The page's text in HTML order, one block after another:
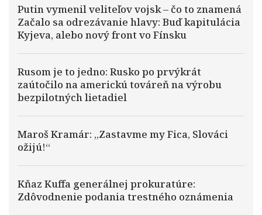
Putin vymenil veliteľov vojsk – čo to znamená
Začalo sa odrezávanie hlavy: Buď kapitulácia
Kyjeva, alebo nový front vo Fínsku
Rusom je to jedno: Rusko po prvýkrát
zaútočilo na americkú továreň na výrobu
bezpilotných lietadiel
Maroš Kramár: „Zastavme my Fica, Slováci
ožijú!“
Kňaz Kuffa generálnej prokuratúre:
Zdôvodnenie podania trestného oznámenia